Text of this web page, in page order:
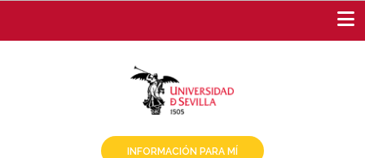
contenido
INFORMACIÓN PARA MÍ